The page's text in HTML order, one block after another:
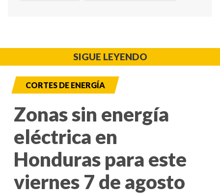
SIGUE LEYENDO
CORTES DE ENERGÍA
Zonas sin energía
eléctrica en
Honduras para este
viernes 7 de agosto